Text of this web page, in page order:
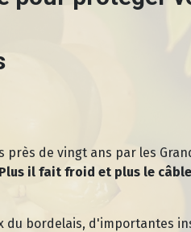
près de vingt ans par les
Plus il fait froid et plus le
du bordelais, d'importantes